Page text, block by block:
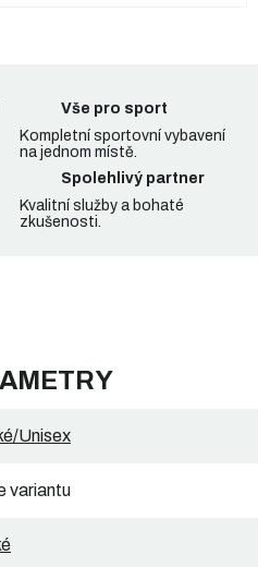
Vše pro sport
Kompletní sportovní vybavení
na jednom místě.
Spolehlivý partner
Kvalitní služby a bohaté
zkušenosti.
Unisex
variantu